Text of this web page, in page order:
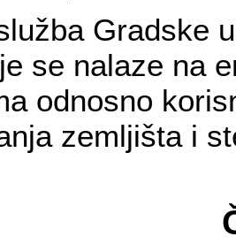
Gradske
se nalaze na
odnosno
zemljišta i